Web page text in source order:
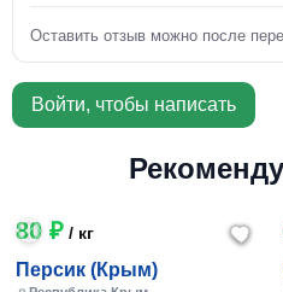
Оставить отзыв можно после
Войти, чтобы написать
80 ₽ / кг
Персик (Крым)